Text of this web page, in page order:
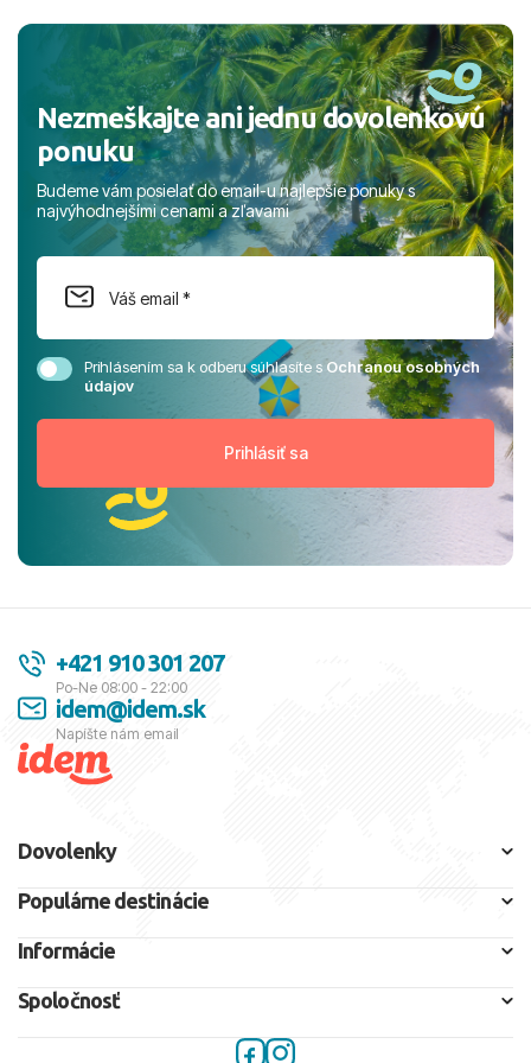
Nezmeškajte ani jednu dovolenkovú
ponuku
Budeme vám posielať do email-u najlepšie ponuky s
najvýhodnejšími cenami a zľavami
Prihlásením sa k odberu súhlasíte sOchranou osobných
údajov
+421 910 301 207
Po-Ne 08:00 - 22:00
idem@idem.sk
Napíšte nám email
Dovolenky
Populárne destinácie
Informácie
Spoločnosť